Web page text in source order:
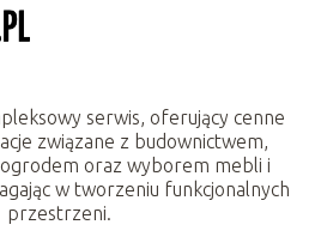
serwis, oferujący cenne
związane z budownictwem,
oraz wyborem mebli i
w tworzeniu funkcjonalnych
przestrzeni.